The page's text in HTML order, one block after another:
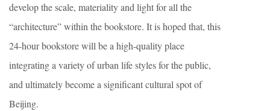
develop the scale, materiality and light for all the
“architecture” within the bookstore. It is hoped that, this
24-hour bookstore will be a high-quality place
integrating a variety of urban life styles for the public,
and ultimately become a significant cultural spot of
Beijing.